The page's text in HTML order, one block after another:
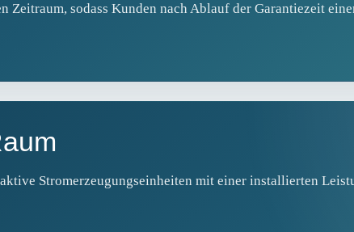
sodass Kunden nach Ablauf der Garantiezeit
Stromerzeugungseinheiten mit einer installierten